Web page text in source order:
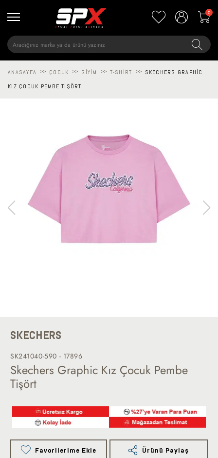
0
ANASAYFA >> ÇOCUK >> GIYIM >> T-SHIRT >>
SKECHERS GRAPHIC
KIZ ÇOCUK PEMBE TIŞÖRT
SKECHERS
SK241040-590 - 17896
Skechers Graphic Kız Çocuk Pembe
Tişört
Favorilerime Ekle Ürünü Paylaş